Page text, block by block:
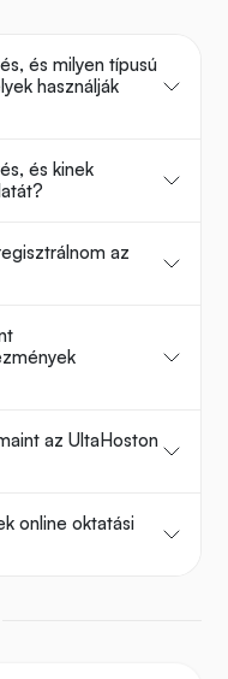
és milyen típusú
használják
és kinek
az
az UltaHoston
online oktatási